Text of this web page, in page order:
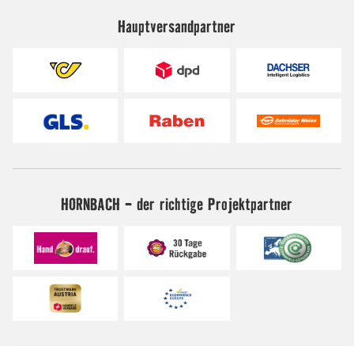
Hauptversandpartner
HORNBACH - der richtige Projektpartner